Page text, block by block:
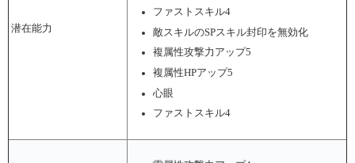
潜在能力
ファストスキル4
敵スキルのSPスキル封印を無効化
複属性攻撃力アップ5
複属性HPアップ5
心眼
ファストスキル4